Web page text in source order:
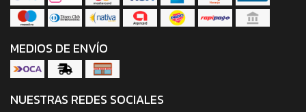
MEDIOS DE ENVÍO
NUESTRAS REDES SOCIALES